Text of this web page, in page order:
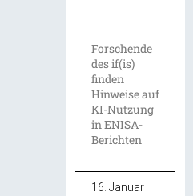
Forschende
des if(is)
finden
Hinweise auf
KI-Nutzung
in ENISA-
Berichten
16. Januar